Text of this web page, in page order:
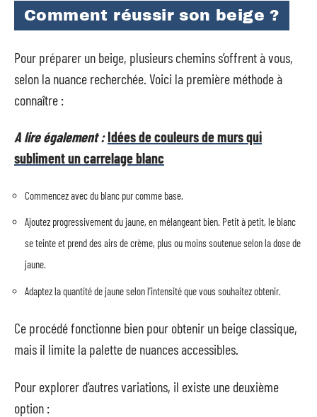
Comment réussir son beige ?
Pour préparer un beige, plusieurs chemins s’offrent à vous,
selon la nuance recherchée. Voici la première méthode à
connaître :
A lire également :Idées de couleurs de murs qui
subliment un carrelage blanc
Commencez avec du blanc pur comme base.
Ajoutez progressivement du jaune, en mélangeant bien. Petit à petit, le blanc
se teinte et prend des airs de crème, plus ou moins soutenue selon la dose de
jaune.
Adaptez la quantité de jaune selon l’intensité que vous souhaitez obtenir.
Ce procédé fonctionne bien pour obtenir un beige classique,
mais il limite la palette de nuances accessibles.
Pour explorer d’autres variations, il existe une deuxième
option :